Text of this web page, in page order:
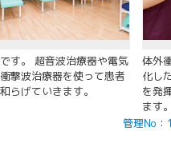
す。 超音波治療器や電気
撃波治療器を使って患者
らげていきます。
体外
化し
を発
ます。
管理No